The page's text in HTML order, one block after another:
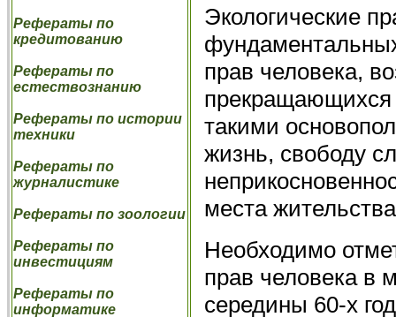
Рефераты по
кредитованию
Рефераты по
естествознанию
Рефераты по истории
техники
Рефераты по
журналистике
Рефераты по зоологии
Рефераты по
инвестициям
Рефераты по
информатике
Экологические
прав человека,
прекращающихся
такими
жизнь, свободу
места
Необходимо
прав человека в
середины 60-х